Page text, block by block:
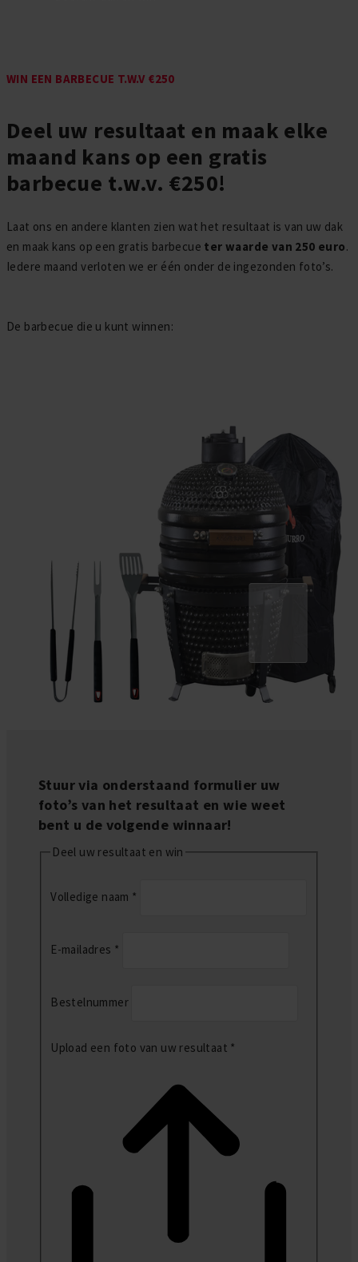
Bladvangers
WIN EEN BARBECUE T.W.V €250
Deel uw resultaat en maak elke
maand kans op een gratis
barbecue t.w.v. €250!
Laat ons en andere klanten zien wat het resultaat is van uw dak
en maak kans op een gratis barbecue ter waarde van 250 euro.
Iedere maand verloten we er één onder de ingezonden foto’s.
De barbecue die u kunt winnen:
Stuur via onderstaand formulier uw
foto’s van het resultaat en wie weet
bent u de volgende winnaar!
Deel uw resultaat en win
Volledige naam *
E-mailadres *
Bestelnummer
Upload een foto van uw resultaat *